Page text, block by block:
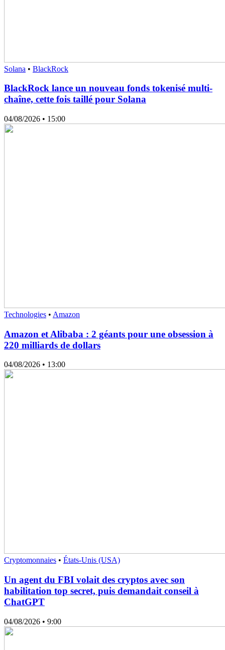
Solana • BlackRock
BlackRock lance un nouveau fonds tokenisé multi-
chaîne, cette fois taillé pour Solana
04/08/2026 • 15:00
Technologies • Amazon
Amazon et Alibaba : 2 géants pour une obsession à
220 milliards de dollars
04/08/2026 • 13:00
Cryptomonnaies • États-Unis (USA)
Un agent du FBI volait des cryptos avec son
habilitation top secret, puis demandait conseil à
ChatGPT
04/08/2026 • 9:00